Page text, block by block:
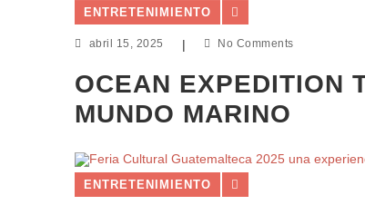
ENTRETENIMIENTO
abril 15, 2025 | No Comments
OCEAN EXPEDITION
MUNDO MARINO
ENTRETENIMIENTO